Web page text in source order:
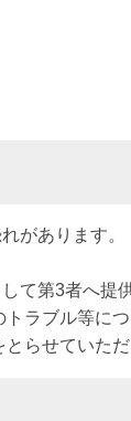
があります。
て第3者へ提
ラブル等に
らせていただ